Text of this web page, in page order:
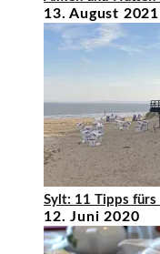
13. August 2021
Sylt: 11 Tipps fürs
12. Juni 2020